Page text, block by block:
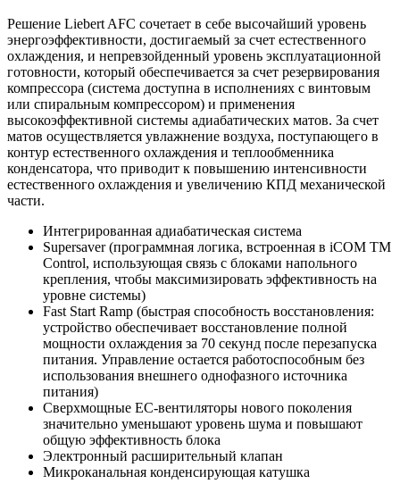
Решение Liebert AFC сочетает в себе высочайший уровень
энергоэффективности, достигаемый за счет естественного
охлаждения, и непревзойденный уровень эксплуатационной
готовности, который обеспечивается за счет резервирования
компрессора (система доступна в исполнениях с винтовым
или спиральным компрессором) и применения
высокоэффективной системы адиабатических матов. За счет
матов осуществляется увлажнение воздуха, поступающего в
контур естественного охлаждения и теплообменника
конденсатора, что приводит к повышению интенсивности
естественного охлаждения и увеличению КПД механической
части.
Интегрированная адиабатическая система
Supersaver (программная логика, встроенная в iCOM TM
Control, использующая связь с блоками напольного
крепления, чтобы максимизировать эффективность на
уровне системы)
Fast Start Ramp (быстрая способность восстановления:
устройство обеспечивает восстановление полной
мощности охлаждения за 70 секунд после перезапуска
питания. Управление остается работоспособным без
использования внешнего однофазного источника
питания)
Сверхмощные EC-вентиляторы нового поколения
значительно уменьшают уровень шума и повышают
общую эффективность блока
Электронный расширительный клапан
Микроканальная конденсирующая катушка